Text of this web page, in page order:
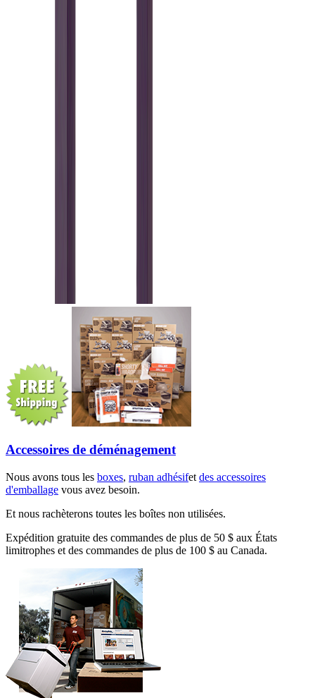
Accessoires de déménagement
Nous avons tous les boxes, ruban adhésifet des accessoires
d'emballage vous avez besoin.
Et nous rachèterons toutes les boîtes non utilisées.
Expédition gratuite des commandes de plus de 50 $ aux États
limitrophes et des commandes de plus de 100 $ au Canada.